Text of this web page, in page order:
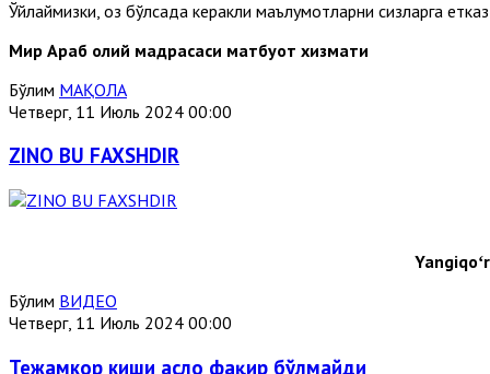
Ўйлаймизки, оз бўлсада керакли маълумотларни сизларга
Мир Араб олий мадрасаси матбуот хизмати
Бўлим МАҚОЛА
Четверг, 11 Июль 2024 00:00
ZINO BU FAXSHDIR
Бўлим ВИДЕО
Четверг, 11 Июль 2024 00:00
Тежамкор киши асло фақир бўлмайди